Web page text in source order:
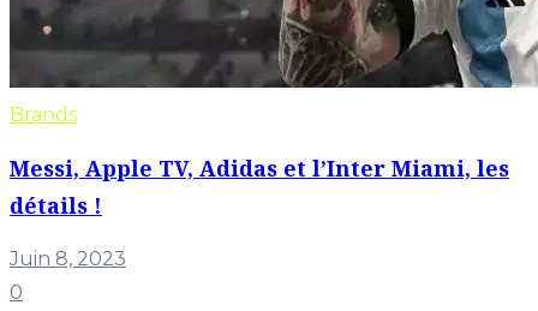
Brands
Messi, Apple TV, Adidas et l’Inter Miami, les
détails !
Juin 8, 2023
0